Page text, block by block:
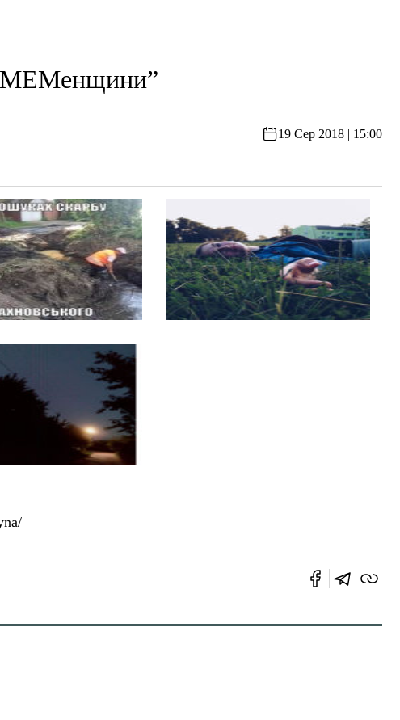
19 Сер 2018 | 15:00